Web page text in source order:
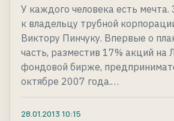
У каждого человека есть мечта.
к владельцу трубной
Виктору Пинчуку. Впервые о
часть, разместив 17% акций на
фондовой бирже,
октябре 2007 года.…
28.01.2013 10:15